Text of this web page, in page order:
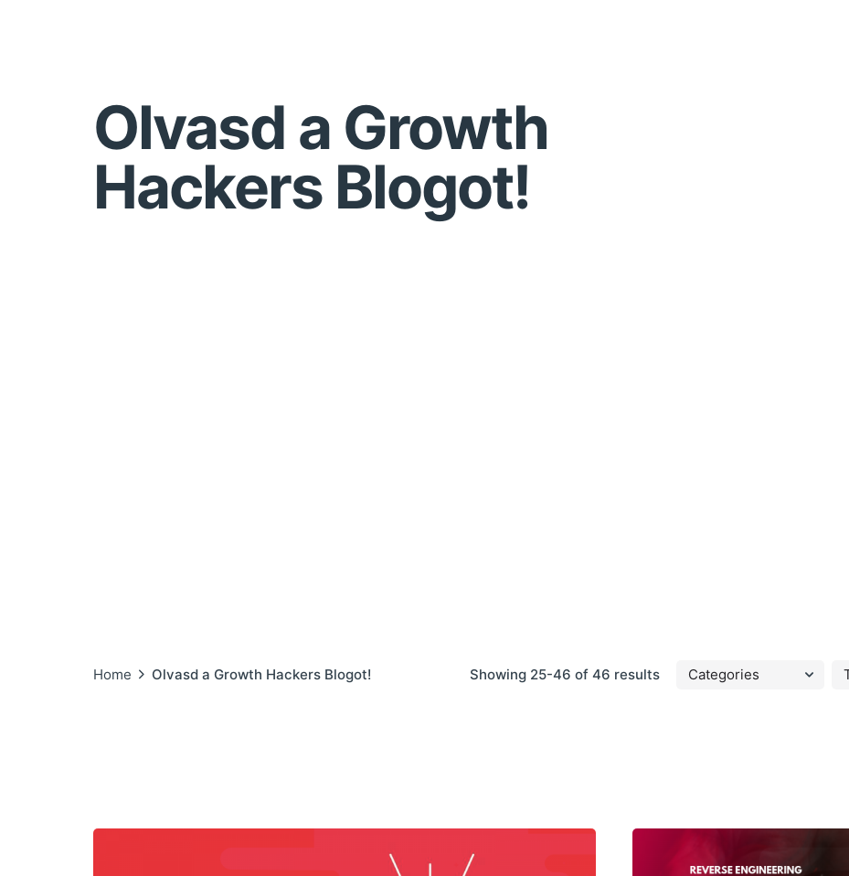
Olvasd a Growth
Hackers Blogot!
Home Olvasd a Growth Hackers Blogot! Showing 25-46 of 46 results